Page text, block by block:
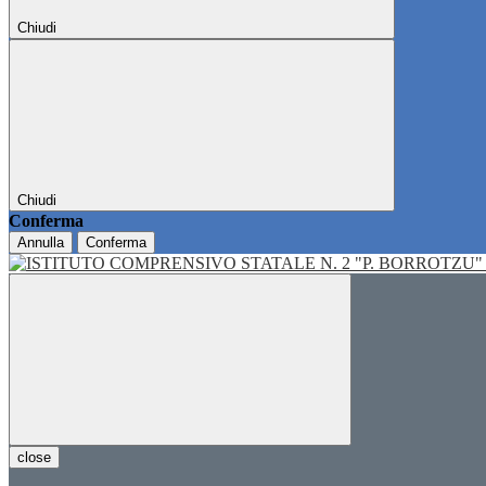
Chiudi
Chiudi
Conferma
Annulla Conferma
close